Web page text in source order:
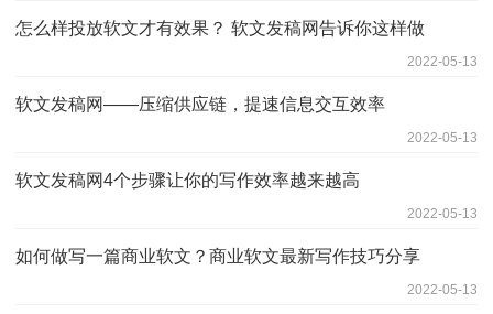
怎么样投放软文才有效果？ 软文发稿网告诉你这样做
2022-05-13
软文发稿网——压缩供应链，提速信息交互效率
2022-05-13
软文发稿网4个步骤让你的写作效率越来越高
2022-05-13
如何做写一篇商业软文？商业软文最新写作技巧分享
2022-05-13